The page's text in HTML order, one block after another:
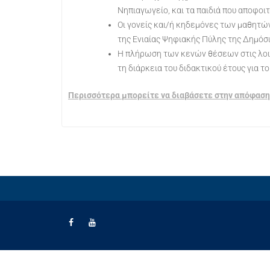
Νηπιαγωγείο, και τα παιδιά που
Οι γονείς και/ή κηδεμόνες των
της Ενιαίας Ψηφιακής Πύλης της
Η πλήρωση των κενών θέσεων στις
τη διάρκεια του διδακτικού έτους για
Περισσότερα μπορείτε να διαβάσετε στην